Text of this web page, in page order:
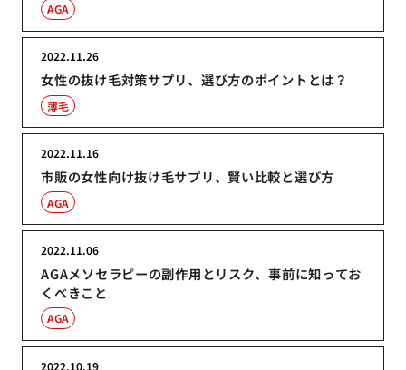
AGA
女性の抜け毛対策サプリ、選び方のポイントとは？
2022.11.26
薄毛
市販の女性向け抜け毛サプリ、賢い比較と選び方
2022.11.16
AGA
AGAメソセラピーの副作用とリスク、事前に知ってお
くべきこと
2022.11.06
AGA
2022.10.19